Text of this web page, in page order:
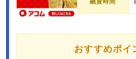
融資時間
おすすめポイ